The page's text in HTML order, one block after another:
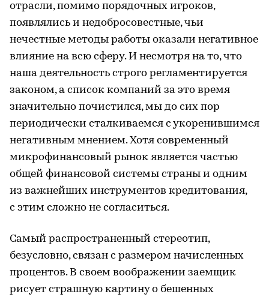
отрасли, помимо порядочных игроков,
появлялись и недобросовестные, чьи
нечестные методы работы оказали негативное
влияние на всю сферу. И несмотря на то, что
наша деятельность строго регламентируется
законом, а список компаний за это время
значительно почистился, мы до сих пор
периодически сталкиваемся с укоренившимся
негативным мнением. Хотя современный
микрофинансовый рынок является частью
общей финансовой системы страны и одним
из важнейших инструментов кредитования,
с этим сложно не согласиться.
Самый распространенный стереотип,
безусловно, связан с размером начисленных
процентов. В своем воображении заемщик
рисует страшную картину о бешенных